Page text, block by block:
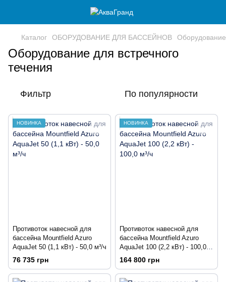
Каталог ОБОРУДОВАНИЕ ДЛЯ БАССЕЙНОВ Оборудование
Оборудование для встречного
течения
Фильтр По популярности
НОВИНКА
Противоток навесной для
бассейна Mountfield Azuro
AquaJet 50 (1,1 кВт) - 50,0 м³/ч
76 735 грн
НОВИНКА
Противоток навесной для
бассейна Mountfield Azuro
AquaJet 100 (2,2 кВт) - 100,0
м³/ч
164 800 грн